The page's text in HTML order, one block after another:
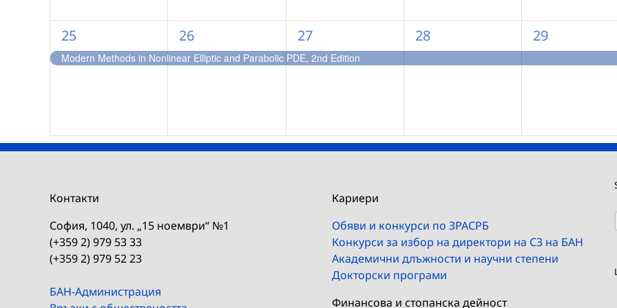
1
събитие,
25
Modern Methods in Nonlinear Elliptic and Parabolic PDE, 2nd Edition
1
събитие,
26
1
събитие,
27
1
събитие,
28
1
събитие,
29
Контакти
София, 1040, ул. „15 ноември“ №1
(+359 2) 979 53 33
(+359 2) 979 52 23
БАН-Администрация
Кариери
Обяви и конкурси по ЗРАСРБ
Конкурси за избор на директори на СЗ на БАН
Академични длъжности и научни степени
Докторски програми
Финансова и стопанска дейност